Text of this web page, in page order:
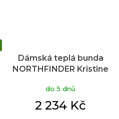
Dámská teplá bunda
NORTHFINDER Kristine
do 5 dnů
2 234 Kč